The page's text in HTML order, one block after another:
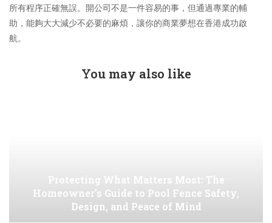
所有程序正確無誤。開公司不是一件容易的事，但通過專業的輔
助，能夠大大減少不必要的麻煩，讓你的商業夢想在香港成功啟
航。
You may also like
Protecting What Matters Most: The
Homeowner’s Guide to Pool Fence Safety,
Design, and Peace of Mind